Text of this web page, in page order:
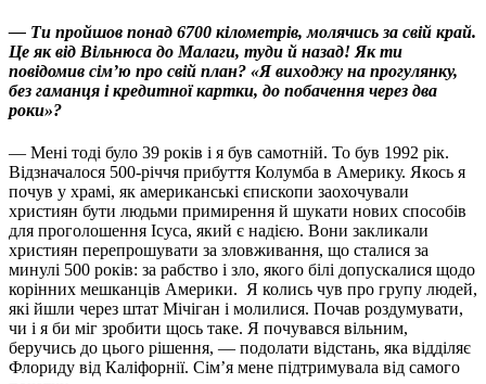
— Ти пройшов понад 6700 кілометрів, молячись за свій край.
Це як від Вільнюса до Малаги, туди й назад! Як ти
повідомив сім’ю про свій план? «Я виходжу на прогулянку,
без гаманця і кредитної картки, до побачення через два
роки»?
— Мені тоді було 39 років і я був самотній. То був 1992 рік.
Відзначалося 500-річчя прибуття Колумба в Америку. Якось я
почув у храмі, як американські єпископи заохочували
християн бути людьми примирення й шукати нових способів
для проголошення Ісуса, який є надією. Вони закликали
християн перепрошувати за зловживання, що сталися за
минулі 500 років: за рабство і зло, якого білі допускалися щодо
корінних мешканців Америки. Я колись чув про групу людей,
які йшли через штат Мічіган і молилися. Почав роздумувати,
чи і я би міг зробити щось таке. Я почувався вільним,
беручись до цього рішення, — подолати відстань, яка відділяє
Флориду від Каліфорнії. Сім’я мене підтримувала від самого